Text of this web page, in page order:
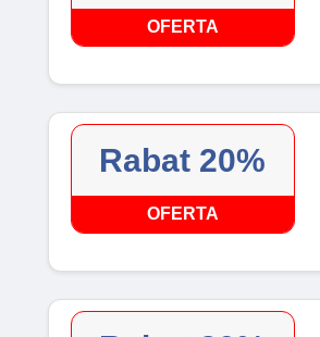
OFERTA
Rabat 20%
OFERTA